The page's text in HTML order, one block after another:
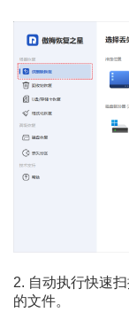
2. 自动执行快速
的文件。